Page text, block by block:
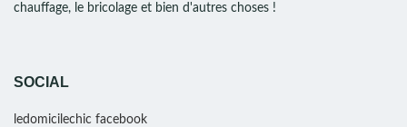
chauffage, le bricolage et bien d'autres choses !
SOCIAL
ledomicilechic facebook